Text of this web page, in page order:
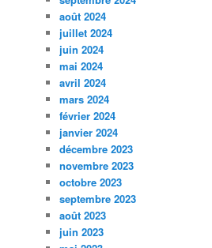
août 2024
juillet 2024
juin 2024
mai 2024
avril 2024
mars 2024
février 2024
janvier 2024
décembre 2023
novembre 2023
octobre 2023
septembre 2023
août 2023
juin 2023